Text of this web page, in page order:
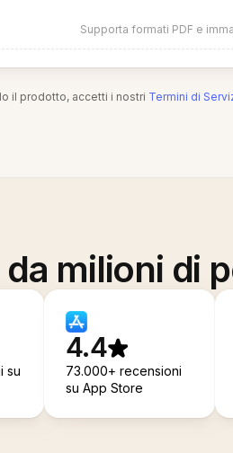
Supporta formati PDF e
il prodotto, accetti i nostri Termini di
milioni di
su
4.4
73.000+ recensioni
su App Store